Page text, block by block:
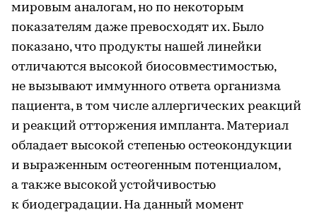
мировым аналогам, но по некоторым
показателям даже превосходят их. Было
показано, что продукты нашей линейки
отличаются высокой биосовместимостью,
не вызывают иммунного ответа организма
пациента, в том числе аллергических реакций
и реакций отторжения импланта. Материал
обладает высокой степенью остеокондукции
и выраженным остеогенным потенциалом,
а также высокой устойчивостью
к биодеградации. На данный момент